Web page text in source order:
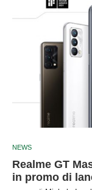
NEWS
Realme GT
in promo di